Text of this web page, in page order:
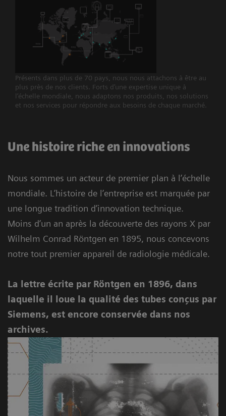
Présents dans plus de 70 pays, nous nous attachons à être au
plus près de nos clients. Forts d’une expertise unique à
l’échelle mondiale, nous adaptons nos produits, nos solutions
et nos services pour répondre aux besoins de chaque marché.
Une histoire riche en innovations
Nous sommes un acteur de premier plan à l’échelle
mondiale. L’histoire de l’entreprise est marquée par
une longue tradition d’innovation technique.
Moins d’un an après la découverte des rayons X par
Wilhelm Conrad Röntgen en 1895, nous concevons
notre tout premier appareil de radiologie médicale.
La lettre écrite par Röntgen en 1896, dans
laquelle il loue la qualité des tubes conçus par
Siemens, est encore conservée dans nos
archives.